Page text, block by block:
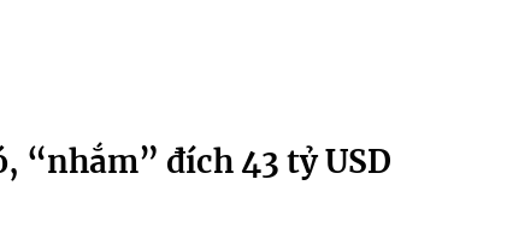
Infographic
“nhắm” đích 43 tỷ USD